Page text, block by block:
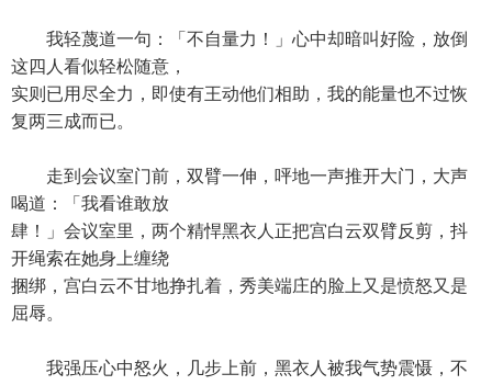
我轻蔑道一句：「不自量力！」心中却暗叫好险，放倒
这四人看似轻松随意，
实则已用尽全力，即使有王动他们相助，我的能量也不过恢
复两三成而已。
走到会议室门前，双臂一伸，呯地一声推开大门，大声
喝道：「我看谁敢放
肆！」会议室里，两个精悍黑衣人正把宫白云双臂反剪，抖
开绳索在她身上缠绕
捆绑，宫白云不甘地挣扎着，秀美端庄的脸上又是愤怒又是
屈辱。
我强压心中怒火，几步上前，黑衣人被我气势震慑，不